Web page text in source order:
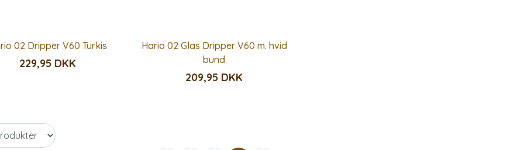
02 Dripper V60 Turkis
229,95 DKK
Hario 02 Glas Dripper V60 m. hvid
bund
209,95 DKK